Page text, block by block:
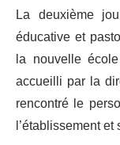
La deuxième
éducative et
la nouvelle
accueilli par la
rencontré le
l’établissement